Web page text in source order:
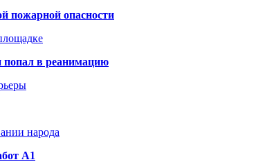
пожарной опасности
попал в реанимацию
народа
A1